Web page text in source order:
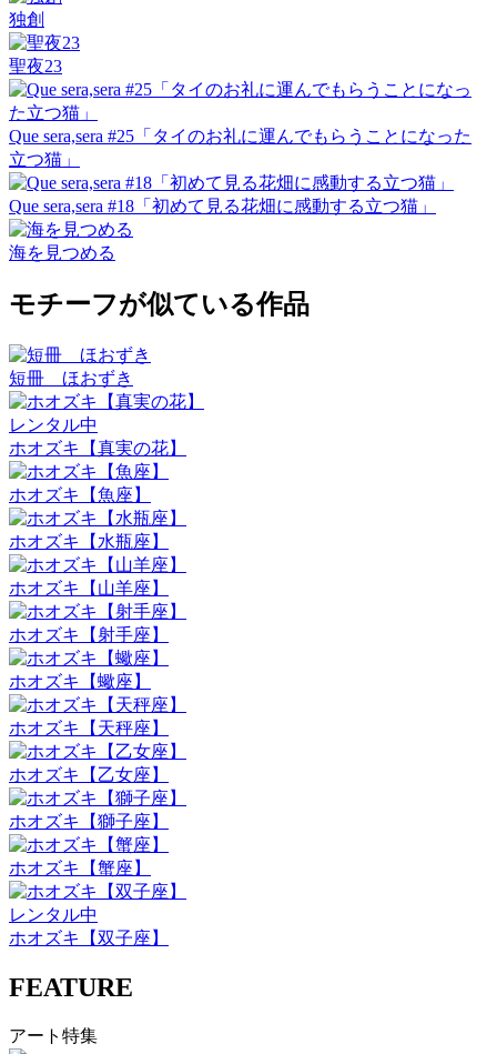
独創
聖夜23
Que sera,sera #25「タイのお礼に運んでもらうことになった
立つ猫」
Que sera,sera #18「初めて見る花畑に感動する立つ猫」
海を見つめる
モチーフが似ている作品
短冊 ほおずき
レンタル中
ホオズキ【真実の花】
ホオズキ【魚座】
ホオズキ【水瓶座】
ホオズキ【山羊座】
ホオズキ【射手座】
ホオズキ【蠍座】
ホオズキ【天秤座】
ホオズキ【乙女座】
ホオズキ【獅子座】
ホオズキ【蟹座】
レンタル中
ホオズキ【双子座】
FEATURE
アート特集